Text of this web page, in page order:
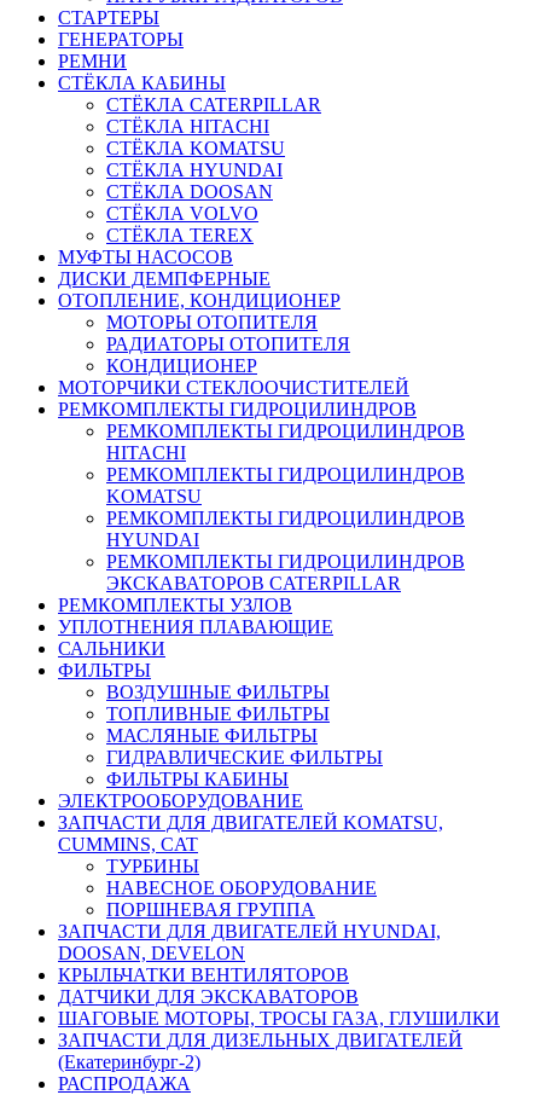
СТАРТЕРЫ
ГЕНЕРАТОРЫ
РЕМНИ
СТЁКЛА КАБИНЫ
СТЁКЛА CATERPILLAR
СТЁКЛА HITACHI
СТЁКЛА KOMATSU
СТЁКЛА HYUNDAI
СТЁКЛА DOOSAN
СТЁКЛА VOLVO
СТЁКЛА TEREX
МУФТЫ НАСОСОВ
ДИСКИ ДЕМПФЕРНЫЕ
ОТОПЛЕНИЕ, КОНДИЦИОНЕР
МОТОРЫ ОТОПИТЕЛЯ
РАДИАТОРЫ ОТОПИТЕЛЯ
КОНДИЦИОНЕР
МОТОРЧИКИ СТЕКЛООЧИСТИТЕЛЕЙ
РЕМКОМПЛЕКТЫ ГИДРОЦИЛИНДРОВ
РЕМКОМПЛЕКТЫ ГИДРОЦИЛИНДРОВ
HITACHI
РЕМКОМПЛЕКТЫ ГИДРОЦИЛИНДРОВ
KOMATSU
РЕМКОМПЛЕКТЫ ГИДРОЦИЛИНДРОВ
HYUNDAI
РЕМКОМПЛЕКТЫ ГИДРОЦИЛИНДРОВ
ЭКСКАВАТОРОВ CATERPILLAR
РЕМКОМПЛЕКТЫ УЗЛОВ
УПЛОТНЕНИЯ ПЛАВАЮЩИЕ
САЛЬНИКИ
ФИЛЬТРЫ
ВОЗДУШНЫЕ ФИЛЬТРЫ
ТОПЛИВНЫЕ ФИЛЬТРЫ
МАСЛЯНЫЕ ФИЛЬТРЫ
ГИДРАВЛИЧЕСКИЕ ФИЛЬТРЫ
ФИЛЬТРЫ КАБИНЫ
ЭЛЕКТРООБОРУДОВАНИЕ
ЗАПЧАСТИ ДЛЯ ДВИГАТЕЛЕЙ KOMATSU,
CUMMINS, CAT
ТУРБИНЫ
НАВЕСНОЕ ОБОРУДОВАНИЕ
ПОРШНЕВАЯ ГРУППА
ЗАПЧАСТИ ДЛЯ ДВИГАТЕЛЕЙ HYUNDAI,
DOOSAN, DEVELON
КРЫЛЬЧАТКИ ВЕНТИЛЯТОРОВ
ДАТЧИКИ ДЛЯ ЭКСКАВАТОРОВ
ШАГОВЫЕ МОТОРЫ, ТРОСЫ ГАЗА, ГЛУШИЛКИ
ЗАПЧАСТИ ДЛЯ ДИЗЕЛЬНЫХ ДВИГАТЕЛЕЙ
(Екатеринбург-2)
РАСПРОДАЖА